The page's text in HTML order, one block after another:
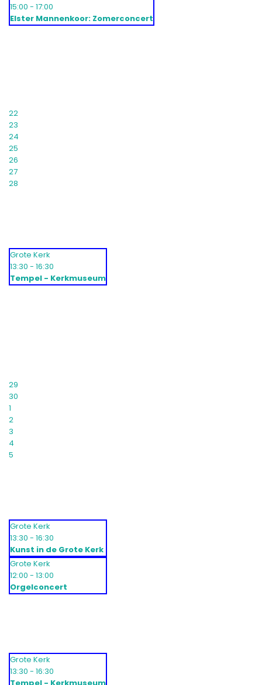
15:00 - 17:00
Elster Mannenkoor: Zomerconcert
22
23
24
25
26
27
28
Grote Kerk
13:30 - 16:30
Tempel - Kerkmuseum
29
30
1
2
3
4
5
Grote Kerk
13:30 - 16:30
Kunst in de Grote Kerk
Grote Kerk
12:00 - 13:00
Orgelconcert
Grote Kerk
13:30 - 16:30